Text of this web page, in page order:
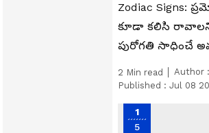
Zodiac Signs:
కూడా కలిసి రావాలని
పురోగతి సాధించే
2 Min read Author :
Published : Jul 08
1
5